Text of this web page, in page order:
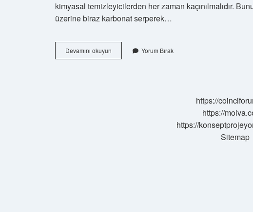
kimyasal temizleyicilerden her zaman kaçınılmalıdır.
üzerine biraz karbonat serperek…
Devamını okuyun
Nasıl
Yorum Bırak
https://
https://
https://
Sitemap